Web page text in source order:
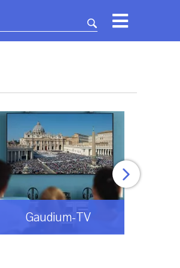
Gaudium-TV